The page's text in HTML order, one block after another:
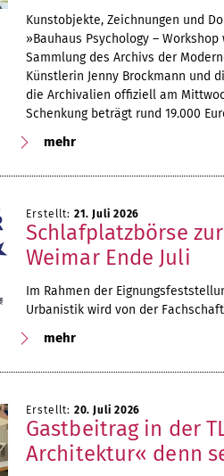
Kunstobjekte, Zeichnungen und
»Bauhaus Psychology –
Sammlung des Archivs der
Künstlerin Jenny Brockmann und
die Archivalien offiziell am
Schenkung beträgt rund 19.000
mehr
Erstellt: 21. Juli 2026
Schlafplatzbörse
Weimar Ende Juli
Im Rahmen der
Urbanistik wird von der
mehr
Erstellt: 20. Juli 2026
Gastbeitrag in der
Architektur« denn